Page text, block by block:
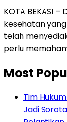
KOTA BEKASI
kesehatan
telah
perlu
Most
Tim
Jadi